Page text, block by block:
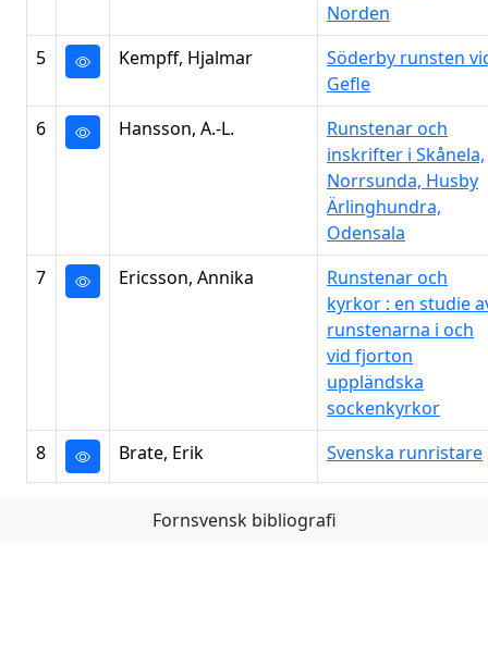
Norden
5
Kempff, Hjalmar
Söderby runsten
Gefle
6
Hansson, A.-L.
Runstenar och
inskrifter i Skånela,
Norrsunda, Husby
Ärlinghundra,
Odensala
7
Ericsson, Annika
Runstenar och
kyrkor : en studie
runstenarna i och
vid fjorton
uppländska
sockenkyrkor
8
Brate, Erik Svenska runristare
Föregående Nästa
Fornsvensk bibliografi